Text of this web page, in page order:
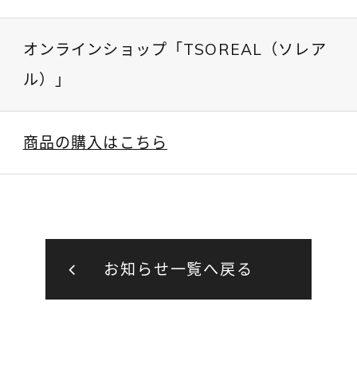
オンラインショップ「TSOREAL（ソレア
ル）」
商品の購入はこちら
お知らせ一覧へ戻る